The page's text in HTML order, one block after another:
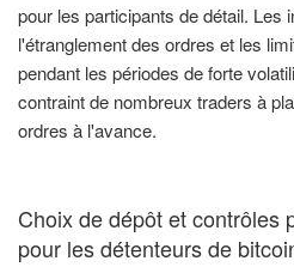
pour les participants de détail. Les
l'étranglement des ordres et les
pendant les périodes de forte
contraint de nombreux traders à
ordres à l'avance.
Choix de dépôt et contrôles
pour les détenteurs de